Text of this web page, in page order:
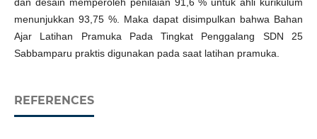
menunjukkan 93,75 %. Maka dapat disimpulkan bahwa Bahan
Ajar Latihan Pramuka Pada Tingkat Penggalang SDN 25
Sabbamparu praktis digunakan pada saat latihan pramuka.
REFERENCES